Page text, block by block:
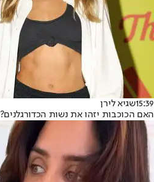
15:39שגיא לירן
האם הכוכבות יזהו את נשות הכדורגלנים?